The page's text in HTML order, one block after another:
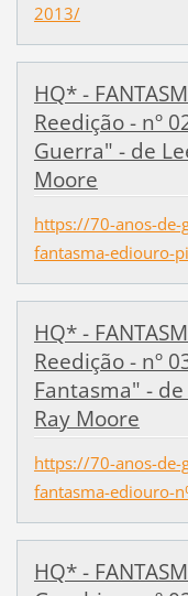
2013/
HQ* -
Reedição - nº
Guerra" - de
Moore
https://70-anos-
fantasma-ediouro-
HQ* -
Reedição - nº
Fantasma" -
Ray Moore
https://70-anos-
fantasma-ediouro-
HQ* -